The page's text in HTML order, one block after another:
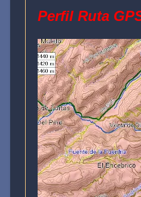
Perfil Ruta